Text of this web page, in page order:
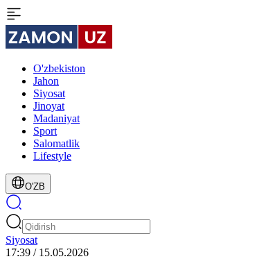
O'zbekiston
Jahon
Siyosat
Jinoyat
Madaniyat
Sport
Salomatlik
Lifestyle
O'ZB
Siyosat
17:39 / 15.05.2026